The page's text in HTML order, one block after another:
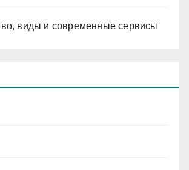
виды и современные сервисы